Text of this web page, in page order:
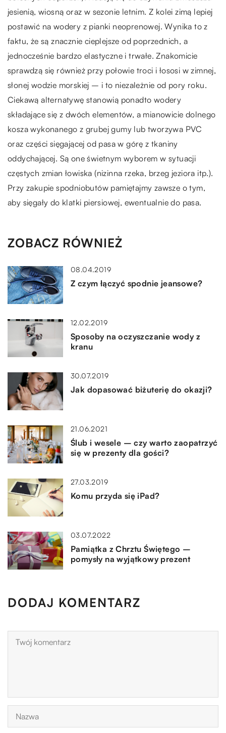
jesienią, wiosną oraz w sezonie letnim. Z kolei zimą lepiej
postawić na wodery z pianki neoprenowej. Wynika to z
faktu, że są znacznie cieplejsze od poprzednich, a
jednocześnie bardzo elastyczne i trwałe. Znakomicie
sprawdzą się również przy połowie troci i łososi w zimnej,
słonej wodzie morskiej – i to niezależnie od pory roku.
Ciekawą alternatywę stanowią ponadto wodery
składające się z dwóch elementów, a mianowicie dolnego
kosza wykonanego z grubej gumy lub tworzywa PVC
oraz części sięgającej od pasa w górę z tkaniny
oddychającej. Są one świetnym wyborem w sytuacji
częstych zmian łowiska (nizinna rzeka, brzeg jeziora itp.).
Przy zakupie spodniobutów pamiętajmy zawsze o tym,
aby sięgały do klatki piersiowej, ewentualnie do pasa.
ZOBACZ RÓWNIEŻ
08.04.2019
Z czym łączyć spodnie jeansowe?
12.02.2019
Sposoby na oczyszczanie wody z
kranu
30.07.2019
Jak dopasować biżuterię do okazji?
21.06.2021
Ślub i wesele – czy warto zaopatrzyć
się w prezenty dla gości?
27.03.2019
Komu przyda się iPad?
03.07.2022
Pamiątka z Chrztu Świętego –
pomysły na wyjątkowy prezent
DODAJ KOMENTARZ